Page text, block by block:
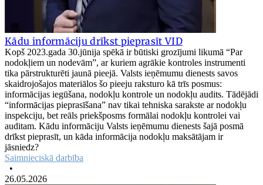
Kādu informāciju drīkst pieprasīt VID
Kopš 2023.gada 30.jūnija spēkā ir būtiski grozījumi likumā “Par
nodokļiem un nodevām”, ar kuriem agrākie kontroles instrumenti
tika pārstrukturēti jaunā pieejā. Valsts ieņēmumu dienests savos
skaidrojošajos materiālos šo pieeju raksturo kā trīs posmus:
informācijas iegūšana, nodokļu kontrole un nodokļu audits. Tādējādi
“informācijas pieprasīšana” nav tikai tehniska sarakste ar nodokļu
inspekciju, bet reāls priekšposms formālai nodokļu kontrolei vai
auditam. Kādu informāciju Valsts ieņēmumu dienests šajā posmā
drīkst pieprasīt, un kāda informācija nodokļu maksātājam ir
jāsniedz?
Saimnieciskā darbība
•
26.05.2026